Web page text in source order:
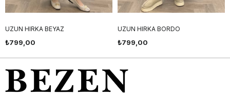
UZUN HIRKA BEYAZ
₺799,00
UZUN HIRKA BORDO
₺799,00